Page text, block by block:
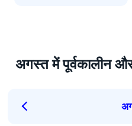
अगस्त में पूर्वकालीन